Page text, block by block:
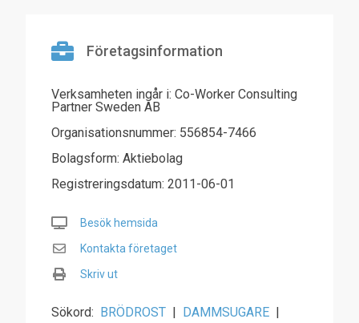
Företagsinformation
Verksamheten ingår i: Co-Worker Consulting
Partner Sweden AB
Organisationsnummer: 556854-7466
Bolagsform: Aktiebolag
Registreringsdatum: 2011-06-01
Besök hemsida
Kontakta företaget
Skriv ut
Sökord: BRÖDROST | DAMMSUGARE |